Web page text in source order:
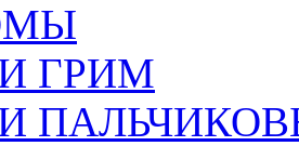
ГРИМ